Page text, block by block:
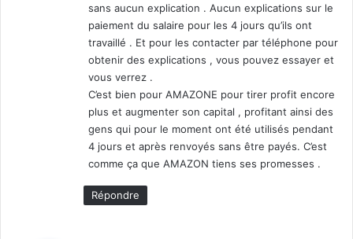
sans aucun explication . Aucun explications sur le
paiement du salaire pour les 4 jours qu’ils ont
travaillé . Et pour les contacter par téléphone pour
obtenir des explications , vous pouvez essayer et
vous verrez .
C’est bien pour AMAZONE pour tirer profit encore
plus et augmenter son capital , profitant ainsi des
gens qui pour le moment ont été utilisés pendant
4 jours et après renvoyés sans être payés. C’est
comme ça que AMAZON tiens ses promesses .
Répondre